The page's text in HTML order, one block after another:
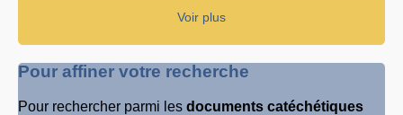
Voir plus
Pour affiner votre recherche
Pour rechercher parmi les documents catéchétiques